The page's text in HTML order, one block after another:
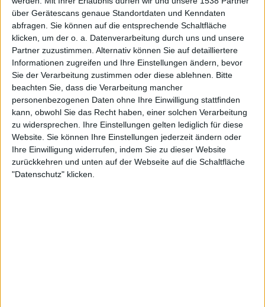
werden. Mit Ihrer Erlaubnis dürfen wir und unsere 1538 Partner
über Gerätescans genaue Standortdaten und Kenndaten
abfragen. Sie können auf die entsprechende Schaltfläche
klicken, um der o. a. Datenverarbeitung durch uns und unsere
Partner zuzustimmen. Alternativ können Sie auf detailliertere
Informationen zugreifen und Ihre Einstellungen ändern, bevor
Sie der Verarbeitung zustimmen oder diese ablehnen. Bitte
beachten Sie, dass die Verarbeitung mancher
personenbezogenen Daten ohne Ihre Einwilligung stattfinden
kann, obwohl Sie das Recht haben, einer solchen Verarbeitung
zu widersprechen. Ihre Einstellungen gelten lediglich für diese
Website. Sie können Ihre Einstellungen jederzeit ändern oder
Ihre Einwilligung widerrufen, indem Sie zu dieser Website
zurückkehren und unten auf der Webseite auf die Schaltfläche
"Datenschutz" klicken.
Folge 215